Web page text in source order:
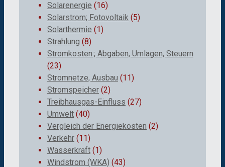
Solarenergie (16)
Solarstrom; Fotovoltaik (5)
Solarthermie (1)
Strahlung (8)
Stromkosten:; Abgaben, Umlagen, Steuern
(23)
Stromnetze, Ausbau (11)
Stromspeicher (2)
Treibhausgas-Einfluss (27)
Umwelt (40)
Vergleich der Energiekosten (2)
Verkehr (11)
Wasserkraft (1)
Windstrom (WKA) (43)